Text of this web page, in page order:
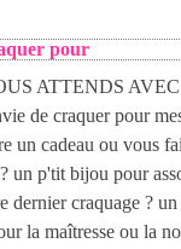
pour
ATTENDS
de craquer pour
un cadeau ou vous
un p'tit bijou pour
dernier craquage ? un
la maîtresse ou la